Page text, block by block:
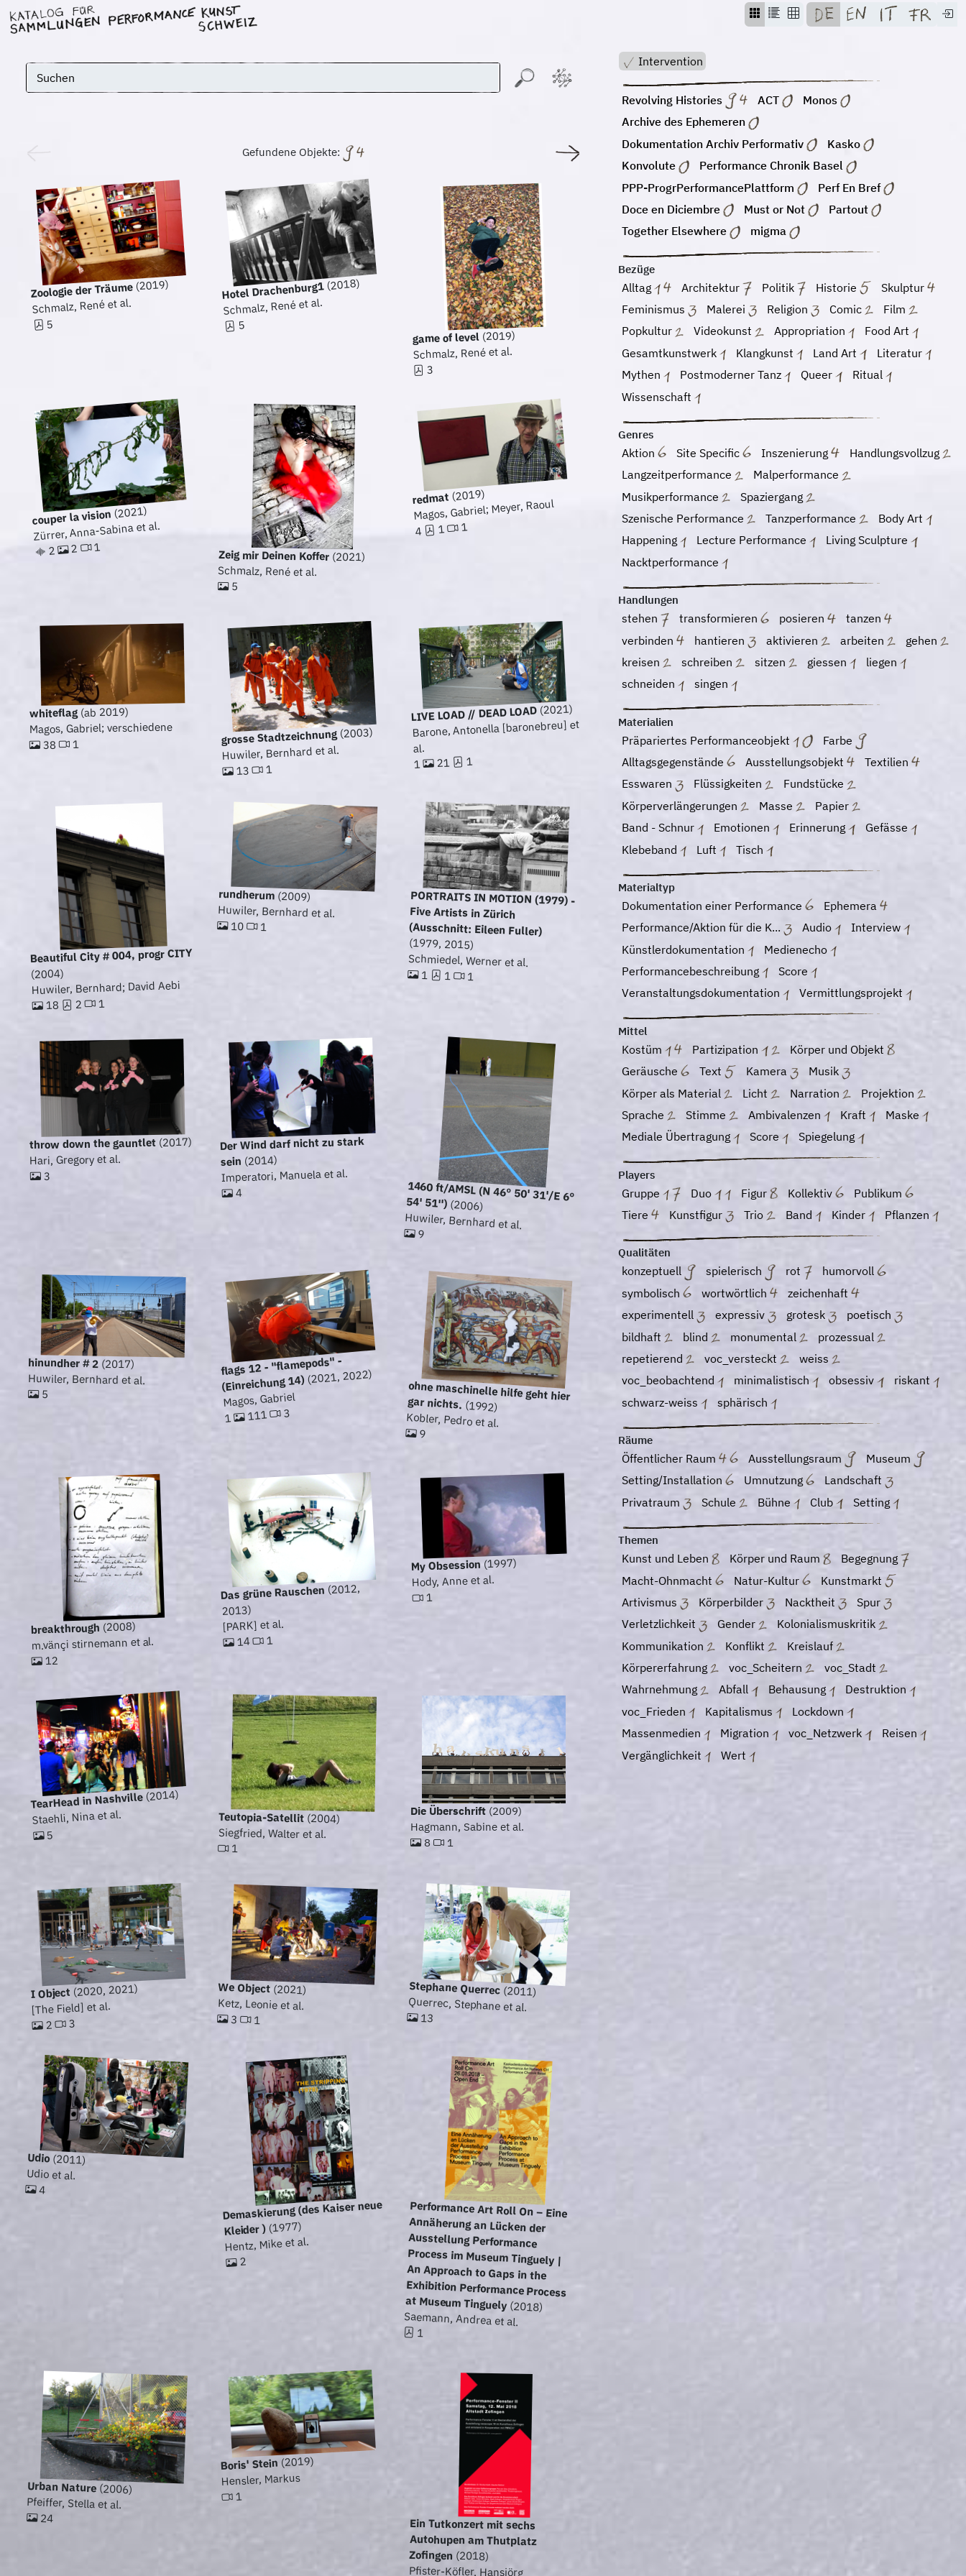
Gefundene Objekte:
Zoologie der Träume(2019)
Schmalz, René et al.
5
Hotel Drachenburg1(2018)
Schmalz, René et al.
5
game of level(2019)
Schmalz, René et al.
3
couper la vision(2021)
Zürrer, Anna-Sabina et al.
2 2 1
Zeig mir Deinen Koffer(2021)
Schmalz, René et al.
5
redmat(2019)
Magos, Gabriel; Meyer, Raoul
4 1 1
whiteflag(ab 2019)
Magos, Gabriel; verschiedene
38 1 grosse Stadtzeichnung(2003)
Huwiler, Bernhard et al.
13 1
LIVE LOAD // DEAD LOAD(2021)
Barone, Antonella [baronebreu] et
al.
1 21 1
Beautiful City # 004, progr CITY
(2004)
Huwiler, Bernhard; David Aebi
18 2 1
rundherum(2009)
Huwiler, Bernhard et al.
10 1
PORTRAITS IN MOTION (1979) -
Five Artists in Zürich
(Ausschnitt: Eileen Fuller)
(1979, 2015)
Schmiedel, Werner et al.
1 1 1
throw down the gauntlet (2017)
Hari, Gregory et al.
3
Der Wind darf nicht zu stark
sein (2014)
Imperatori, Manuela et al.
4 1460 ft/AMSL (N 46º 50' 31'/E 6º
54' 51'')(2006)
Huwiler, Bernhard et al.
9
hinundher # 2 (2017)
Huwiler, Bernhard et al.
5
flags 12 - "flamepods" -
(Einreichung 14)(2021, 2022)
Magos, Gabriel
1 111 3
ohne maschinelle hilfe geht hier
gar nichts.(1992)
Kobler, Pedro et al.
9
breakthrough (2008)
m.vänçi stirnemann et al.
12
Das grüne Rauschen (2012,
2013)
[PARK] et al.
14 1
My Obsession (1997)
Hody, Anne et al.
1
TearHead in Nashville(2014)
Staehli, Nina et al.
5
Teutopia-Satellit (2004)
Siegfried, Walter et al.
1
Die Überschrift(2009)
Hagmann, Sabine et al.
8
1
I Object(2020, 2021)
[The Field] et al.
2 3
We Object (2021)
Ketz, Leonie et al.
3 1
Stephane Querrec(2011)
Querrec, Stephane et al.
13
Udio(2011)
Udio et al.
4
Demaskierung (des Kaiser neue
Kleider )(1977)
Hentz, Mike et al.
2
Performance Art Roll On – Eine
Annäherung an Lücken der
Ausstellung Performance
Process im Museum Tinguely |
An Approach to Gaps in the
Exhibition Performance Process
at Museum Tinguely(2018)
Saemann, Andrea et al.
1
Urban Nature(2006)
Pfeiffer, Stella et al.
24
Boris' Stein (2019)
Hensler, Markus
1
Ein Tutkonzert mit sechs
Autohupen am Thutplatz
Zofingen (2018)
Pfister-Köfler, Hansjörg
Intervention
Revolving Histories ACT
Monos
Archive des Ephemeren
Dokumentation Archiv Performativ
Kasko
Konvolute
Performance Chronik Basel
PPP-ProgrPerformancePlattform
Perf En Bref
Doce en Diciembre
Must or Not
Partout
Together Elsewhere
migma
Bezüge
Alltag Architektur Politik Historie
Skulptur
Feminismus
Malerei Religion Comic
Film
Popkultur
Videokunst Appropriation
Food Art
Gesamtkunstwerk
Klangkunst Land Art
Literatur
Mythen
Postmoderner Tanz Queer
Ritual
Wissenschaft
Genres
Aktion Site Specific Inszenierung
Handlungsvollzug
Langzeitperformance
Malperformance
Musikperformance
Spaziergang
Szenische Performance
Tanzperformance
Body Art
Happening
Lecture Performance
Living Sculpture
Nacktperformance
Handlungen
stehen transformieren posieren
tanzen
verbinden
hantieren aktivieren arbeiten
gehen
kreisen
schreiben sitzen giessen
liegen
schneiden
singen
Materialien
Präpariertes Performanceobjekt
Farbe
Alltagsgegenstände
Ausstellungsobjekt
Textilien
Esswaren
Flüssigkeiten
Fundstücke
Körperverlängerungen
Masse
Papier
Band - Schnur
Emotionen Erinnerung
Gefässe
Klebeband
Luft Tisch
Materialtyp
Dokumentation einer Performance
Ephemera
Performance/Aktion für die K...
Audio
Interview
Künstlerdokumentation
Medienecho
Performancebeschreibung
Score
Veranstaltungsdokumentation
Vermittlungsprojekt
Mittel
Kostüm Partizipation
Körper und Objekt
Geräusche
Text Kamera
Musik
Körper als Material
Licht Narration
Projektion
Sprache
Stimme Ambivalenzen Kraft
Maske
Mediale Übertragung
Score Spiegelung
Players
Gruppe Duo Figur Kollektiv
Publikum
Tiere
Kunstfigur Trio Band Kinder Pflanzen
Qualitäten
konzeptuell spielerisch rot
humorvoll
symbolisch
wortwörtlich
zeichenhaft
experimentell
expressiv grotesk
poetisch
bildhaft
blind monumental
prozessual
repetierend
voc_versteckt
weiss
voc_beobachtend
minimalistisch obsessiv
riskant
schwarz-weiss
sphärisch
Räume
Öffentlicher Raum Ausstellungsraum
Museum
Setting/Installation
Umnutzung
Landschaft
Privatraum
Schule Bühne Club Setting
Themen
Kunst und Leben Körper und Raum
Begegnung
Macht-Ohnmacht
Natur-Kultur
Kunstmarkt
Artivismus
Körperbilder Nacktheit
Spur
Verletzlichkeit
Gender
Kolonialismuskritik
Kommunikation
Konflikt
Kreislauf
Körpererfahrung
voc_Scheitern
voc_Stadt
Wahrnehmung
Abfall Behausung
Destruktion
voc_Frieden
Kapitalismus
Lockdown
Massenmedien
Migration voc_Netzwerk
Reisen
Vergänglichkeit
Wert